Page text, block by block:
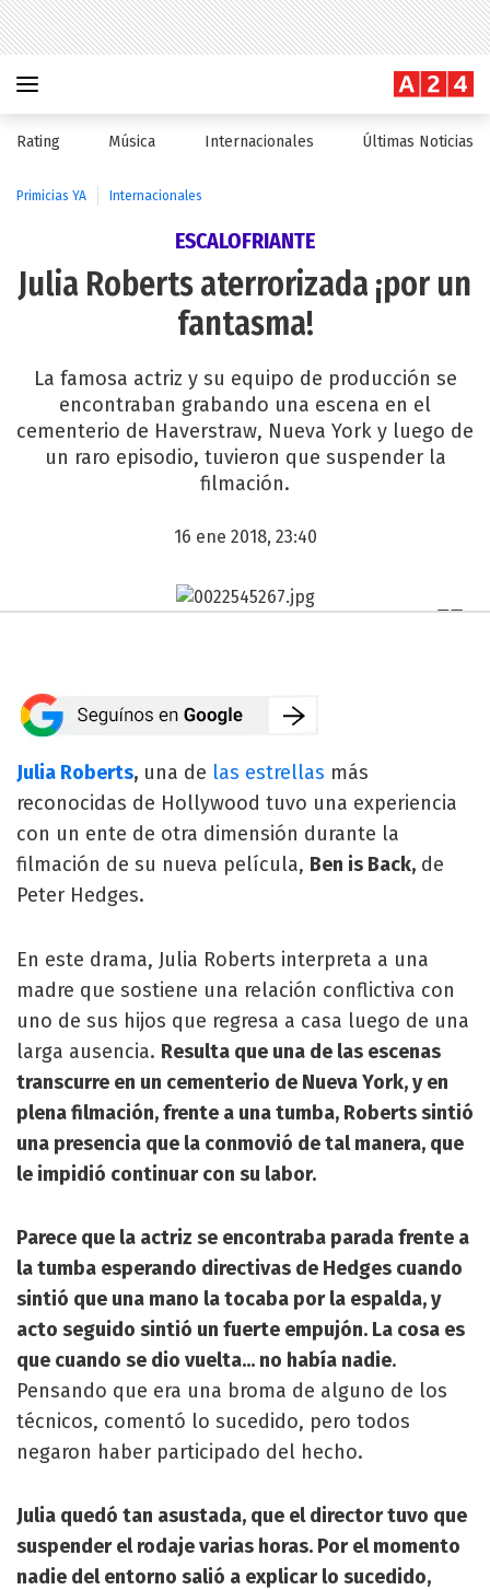
Rating Música Internacionales Últimas Noticias
Primicias YA Internacionales
ESCALOFRIANTE
Julia Roberts aterrorizada ¡por un
fantasma!
La famosa actriz y su equipo de producción se
encontraban grabando una escena en el
cementerio de Haverstraw, Nueva York y luego de
un raro episodio, tuvieron que suspender la
filmación.
16 ene 2018, 23:40
Julia Roberts, una de las estrellas más
reconocidas de Hollywood tuvo una experiencia
con un ente de otra dimensión durante la
filmación de su nueva película, Ben is Back, de
Peter Hedges.
En este drama, Julia Roberts interpreta a una
madre que sostiene una relación conflictiva con
uno de sus hijos que regresa a casa luego de una
larga ausencia. Resulta que una de las escenas
transcurre en un cementerio de Nueva York, y en
plena filmación, frente a una tumba, Roberts sintió
una presencia que la conmovió de tal manera, que
le impidió continuar con su labor.
Parece que la actriz se encontraba parada frente a
la tumba esperando directivas de Hedges cuando
sintió que una mano la tocaba por la espalda, y
acto seguido sintió un fuerte empujón. La cosa es
que cuando se dio vuelta... no había nadie.
Pensando que era una broma de alguno de los
técnicos, comentó lo sucedido, pero todos
negaron haber participado del hecho.
Julia quedó tan asustada, que el director tuvo que
suspender el rodaje varias horas. Por el momento
nadie del entorno salió a explicar lo sucedido,